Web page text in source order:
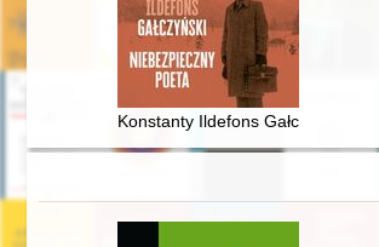
Konstanty Ildefons Gałczyński :